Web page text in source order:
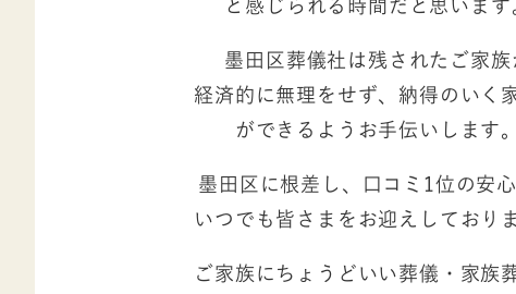
と感じられる時間だと思います
墨田区葬儀社は残されたご家族
経済的に無理をせず、納得のいく
ができるようお手伝いします。
墨田区に根差し、口コミ1位の安
いつでも皆さまをお迎えしており
ご家族にちょうどいい葬儀・家族